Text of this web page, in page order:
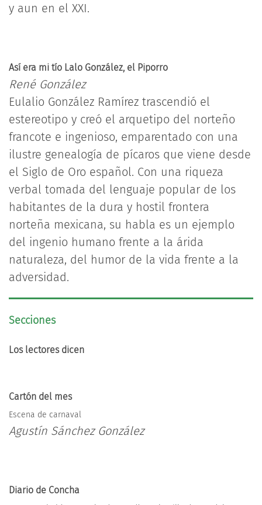
y aun en el XXI.
Así era mi tío Lalo González, el Piporro
René González
Eulalio González Ramírez trascendió el
estereotipo y creó el arquetipo del norteño
francote e ingenioso, emparentado con una
ilustre genealogía de pícaros que viene desde
el Siglo de Oro español. Con una riqueza
verbal tomada del lenguaje popular de los
habitantes de la dura y hostil frontera
norteña mexicana, su habla es un ejemplo
del ingenio humano frente a la árida
naturaleza, del humor de la vida frente a la
adversidad.
Secciones
Los lectores dicen
Cartón del mes
Escena de carnaval
Agustín Sánchez González
Diario de Concha